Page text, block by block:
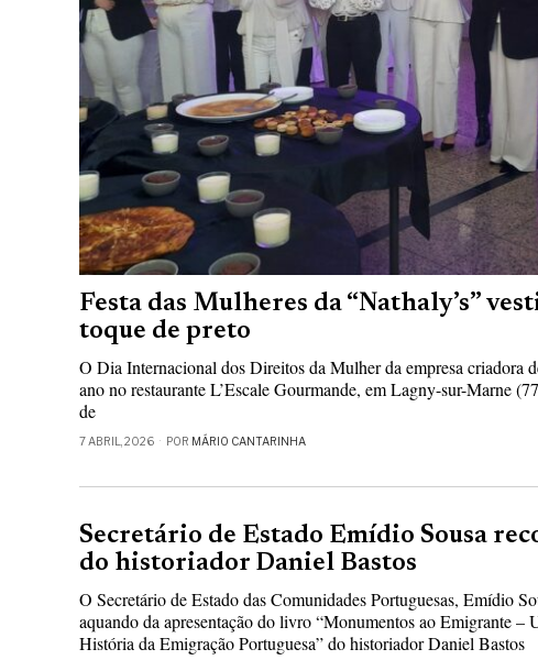
Festa das Mulheres da “Nathaly’s”
toque de preto
O Dia Internacional dos Direitos da Mulher da empresa criadora
ano no restaurante L’Escale Gourmande, em Lagny-sur-Marne
de
7 ABRIL, 2026 POR MÁRIO CANTARINHA
Secretário de Estado Emídio Sousa
do historiador Daniel Bastos
O Secretário de Estado das Comunidades Portuguesas, Emídio
aquando da apresentação do livro “Monumentos ao Emigrante –
História da Emigração Portuguesa” do historiador Daniel Bastos